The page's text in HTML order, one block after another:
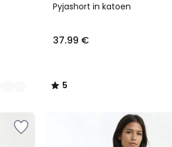
Pyjashort in katoen
37.99 €
/
5
/